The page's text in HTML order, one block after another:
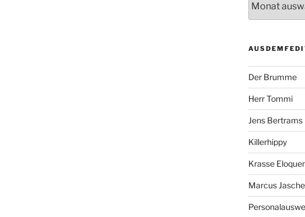
Der Brumme
Herr Tommi
Jens Bertrams
Killerhippy
Krasse
Marcus